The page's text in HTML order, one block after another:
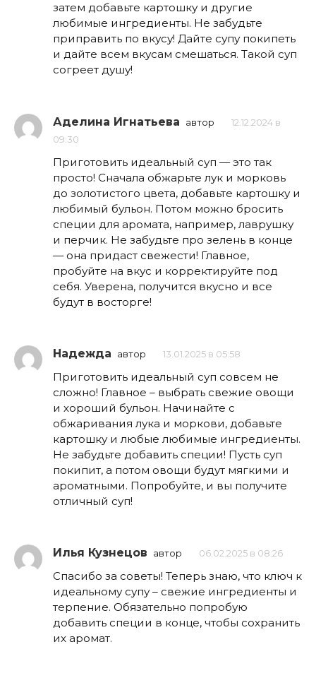
затем добавьте картошку и другие
любимые ингредиенты. Не забудьте
приправить по вкусу! Дайте супу покипеть
и дайте всем вкусам смешаться. Такой суп
согреет душу!
Аделина Игнатьева автор
12.12.2024 в
09:30
Приготовить идеальный суп — это так
просто! Сначала обжарьте лук и морковь
до золотистого цвета, добавьте картошку и
любимый бульон. Потом можно бросить
специи для аромата, например, лаврушку
и перчик. Не забудьте про зелень в конце
— она придаст свежести! Главное,
пробуйте на вкус и корректируйте под
себя. Уверена, получится вкусно и все
будут в восторге!
Надежда автор 13.01.2025 в 05:58
Приготовить идеальный суп совсем не
сложно! Главное – выбрать свежие овощи
и хороший бульон. Начинайте с
обжаривания лука и моркови, добавьте
картошку и любые любимые ингредиенты.
Не забудьте добавить специи! Пусть суп
покипит, а потом овощи будут мягкими и
ароматными. Попробуйте, и вы получите
отличный суп!
Илья Кузнецов автор 06.02.2025 в 08:26
Спасибо за советы! Теперь знаю, что ключ к
идеальному супу – свежие ингредиенты и
терпение. Обязательно попробую
добавить специи в конце, чтобы сохранить
их аромат.